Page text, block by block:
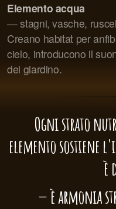
Elemento acqua
— stagni, vasche,
Creano habitat per
cielo, introducono il
del giardino.
Ogni strato
elemento sostiene
è
— è armonia